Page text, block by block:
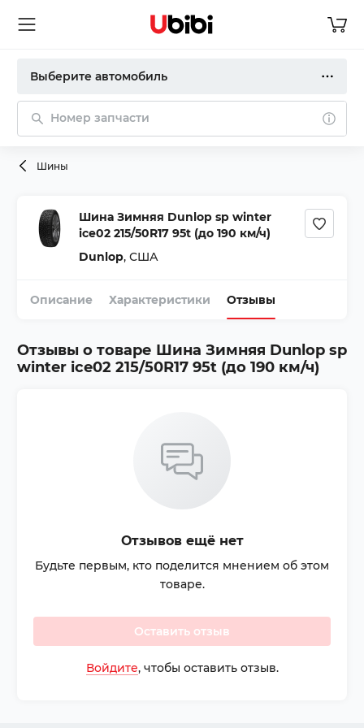
Выберите автомобиль
Номер запчасти
Шины
Шина Зимняя Dunlop sp winter
ice02 215/50R17 95t (до 190 км/ч)
Dunlop, США
Описание Характеристики Отзывы
Отзывы о товаре Шина Зимняя Dunlop sp
winter ice02 215/50R17 95t (до 190 км/ч)
Отзывов ещё нет
Будьте первым, кто поделится мнением об этом
товаре.
Оставить отзыв
Войдите, чтобы оставить отзыв.